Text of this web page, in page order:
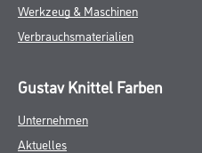
Werkzeug & Maschinen
Verbrauchsmaterialien
Gustav Knittel Farben
Unternehmen
Aktuelles